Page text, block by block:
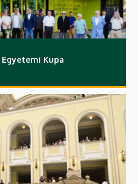
Kupa